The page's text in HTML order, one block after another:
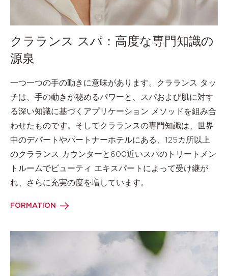
クラランス スパ：高度な専門知識の
源泉
一つ一つの手の動きに意味があります。クラランス タッ
チは、手の動きが秘めるパワーと、スパおよび肌に対す
る深い知識に基づくアプリケーション メソッドを組み合
わせたものです。そしてクラランスの専門知識は、世界
中のデパートやパートナーホテルにある、125カ所以上
のクラランス カウンターと600近いスパのトリートメン
トルームでビューティ エキスパートによって受け継が
れ、さらに充実の度を増しています。
FORMATION